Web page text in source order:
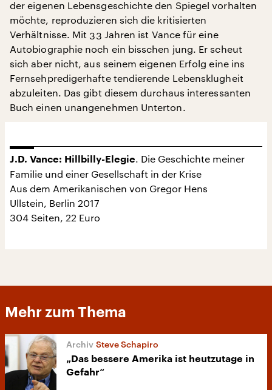
der eigenen Lebensgeschichte den Spiegel vorhalten
möchte, reproduzieren sich die kritisierten
Verhältnisse. Mit 33 Jahren ist Vance für eine
Autobiographie noch ein bisschen jung. Er scheut
sich aber nicht, aus seinem eigenen Erfolg eine ins
Fernsehpredigerhafte tendierende Lebensklugheit
abzuleiten. Das gibt diesem durchaus interessanten
Buch einen unangenehmen Unterton.
J.D. Vance: Hillbilly-Elegie. Die Geschichte meiner
Familie und einer Gesellschaft in der Krise
Aus dem Amerikanischen von Gregor Hens
Ullstein, Berlin 2017
304 Seiten, 22 Euro
Mehr zum Thema
Steve Schapiro
„Das bessere Amerika ist heutzutage in
Gefahr“